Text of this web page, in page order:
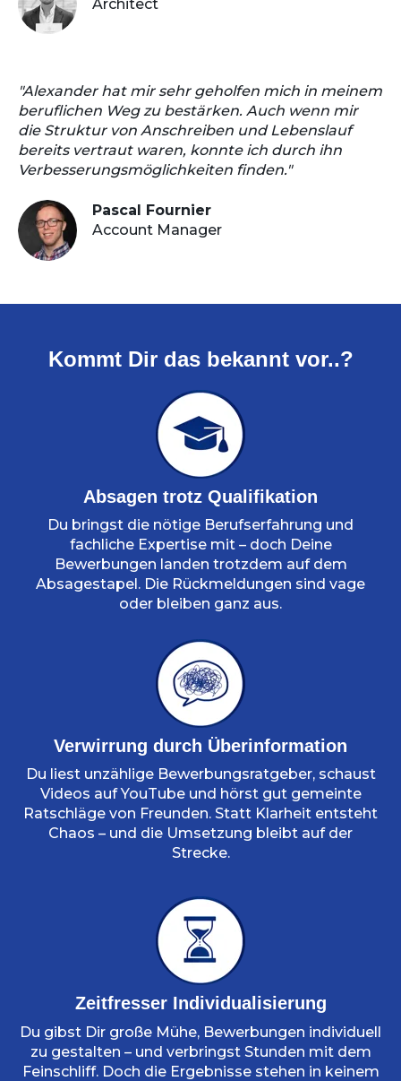
Architect
"Alexander hat mir sehr geholfen mich in meinem
beruflichen Weg zu bestärken. Auch wenn mir
die Struktur von Anschreiben und Lebenslauf
bereits vertraut waren, konnte ich durch ihn
Verbesserungsmöglichkeiten finden."
Pascal Fournier
Account Manager
Kommt Dir das bekannt vor..?
Absagen trotz Qualifikation
Du bringst die nötige Berufserfahrung und
fachliche Expertise mit – doch Deine
Bewerbungen landen trotzdem auf dem
Absagestapel. Die Rückmeldungen sind vage
oder bleiben ganz aus.
Verwirrung durch Überinformation
Du liest unzählige Bewerbungsratgeber, schaust
Videos auf YouTube und hörst gut gemeinte
Ratschläge von Freunden. Statt Klarheit entsteht
Chaos – und die Umsetzung bleibt auf der
Strecke.
Zeitfresser Individualisierung
Du gibst Dir große Mühe, Bewerbungen individuell
zu gestalten – und verbringst Stunden mit dem
Feinschliff. Doch die Ergebnisse stehen in keinem